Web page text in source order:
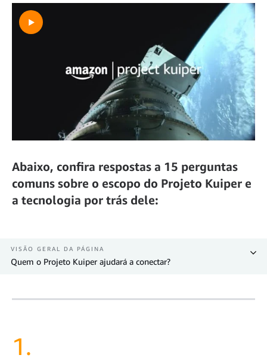
Abaixo, confira respostas a 15 perguntas
comuns sobre o escopo do Projeto Kuiper e
a tecnologia por trás dele:
VISÃO GERAL DA PÁGINA
Quem o Projeto Kuiper ajudará a conectar?
1.